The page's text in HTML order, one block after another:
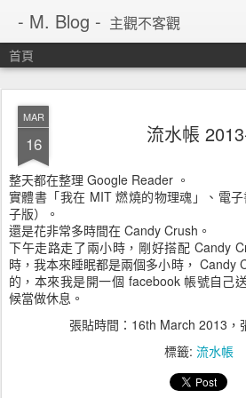
- M. Blog - 主觀不客觀
首頁
MAR
16 流水帳
整天都在整理 Google Reader 。
實體書「我在 MIT 燃燒的物理魂」、電
子版）。
還是花非常多時間在 Candy Crush。
下午走路走了兩小時，剛好搭配 Candy
時，我本來睡眠都是兩個多小時， Candy
的，本來我是開一個 facebook 帳號自己
候當做休息。
張貼時間： 16th March 2013 ，
標籤: 流水帳